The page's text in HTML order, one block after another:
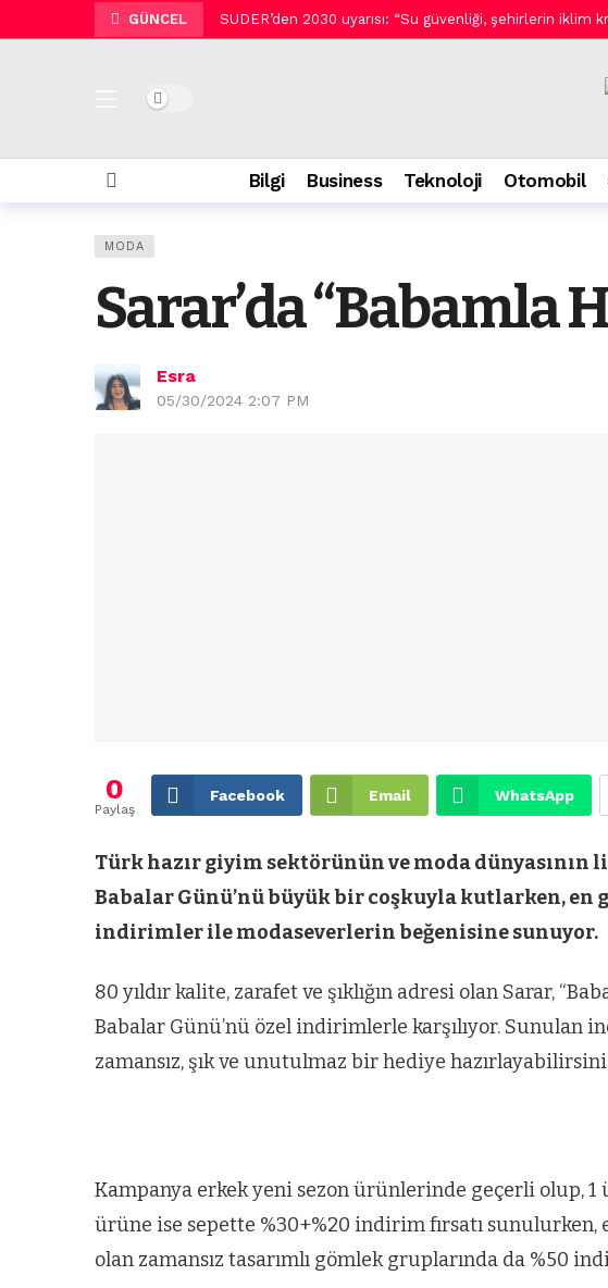
GÜNCEL SUDER’den 2030 uyarısı: “Su güvenliği, şehirlerin iklim
1
Siemens’ten rekor üçüncü çeyrek. 1 gün önce
Salon kalitesinde profesyonel saç bakımı Arganmidas ile
Siber saldırganların yeni hedefi tatilciler:
Yaz sabahlarının buluşma noktası: Ethem Efendi
Dark mode
Bilgi Business Teknoloji Otomobil
MODA
Sarar’da “Babamla
Esra
05/30/2024 2:07 PM
0
Paylaş
Facebook Email WhatsApp
Türk hazır giyim sektörünün ve moda dünyasının
Babalar Günü’nü büyük bir coşkuyla kutlarken, en
indirimler ile modaseverlerin beğenisine sunuyor.
80 yıldır kalite, zarafet ve şıklığın adresi olan Sarar,
Babalar Günü’nü özel indirimlerle karşılıyor. Sunulan
zamansız, şık ve unutulmaz bir hediye
Kampanya erkek yeni sezon ürünlerinde geçerli olup, 1
ürüne ise sepette %30+%20 indirim fırsatı sunulurken,
olan zamansız tasarımlı gömlek gruplarında da %50